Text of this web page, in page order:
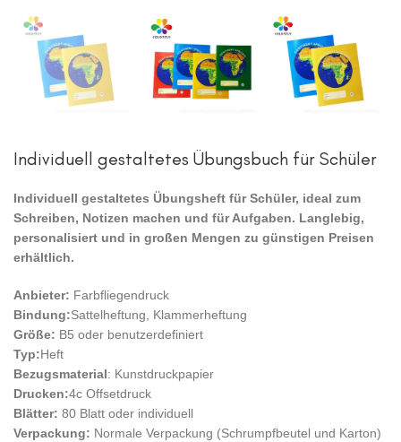
Individuell gestaltetes Übungsbuch für Schüler
Individuell gestaltetes Übungsheft für Schüler, ideal zum
Schreiben, Notizen machen und für Aufgaben. Langlebig,
personalisiert und in großen Mengen zu günstigen Preisen
erhältlich.
Anbieter: Farbfliegendruck
Bindung:Sattelheftung, Klammerheftung
Größe: B5 oder benutzerdefiniert
Typ:Heft
Bezugsmaterial: Kunstdruckpapier
Drucken:4c Offsetdruck
Blätter: 80 Blatt oder individuell
Verpackung: Normale Verpackung (Schrumpfbeutel und Karton)